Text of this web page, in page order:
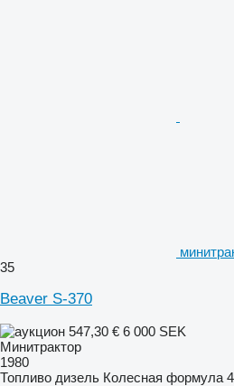
35
Beaver S-370
547,30 € 6 000 SEK
Минитрактор
1980
Топливо дизель Колесная формула